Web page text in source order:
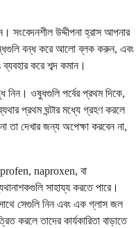
উদ্দীপনা হ্রাস আপনার
বন্ধ করে আলো ব্লক করুন, এবং
করে শব্দ কমান।
নিন। ওষুধগুলি পর্বের প্রথম দিকে,
প্রথম ঘন্টার মধ্যে গ্রহণ করলে
তা দেখার জন্য অপেক্ষা করবেন না,
naproxen, বা
সাহায্য করতে পারে।
সেগুলি নিন এবং এক গ্লাস জল
করলে তাদের কার্যকারিতা বাড়াতে